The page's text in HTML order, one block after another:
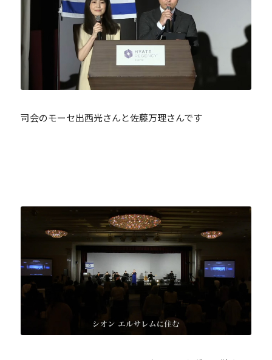
司会のモーセ出西光さんと佐藤万理さんです